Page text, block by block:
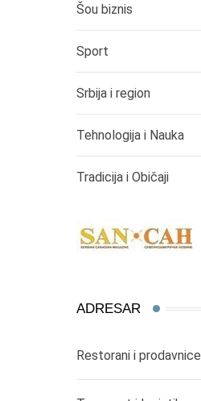
Šou biznis
Sport
Srbija i region
Tehnologija i Nauka
Tradicija i Običaji
ADRESAR
Restorani i prodavnice